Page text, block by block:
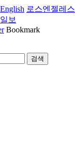
English 로스엔젤레스
보
Bookmark